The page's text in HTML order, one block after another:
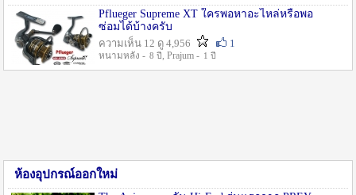
Pflueger Supreme XT ใครพอหาอะไหล่หรือพอ
ซ่อมได้บ้างครับ
ความเห็น 12 ดู 4,956
1
หนามหลัง - 8 ปี , Prajum - 1 ปี
ห้องอุปกรณ์ออกใหม่